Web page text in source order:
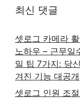
최신 댓글
셋로그 카메라
노하우 – 근무일
밀 팁 7가지: 당
겨진 기능 대공개
셋로그 인원 조